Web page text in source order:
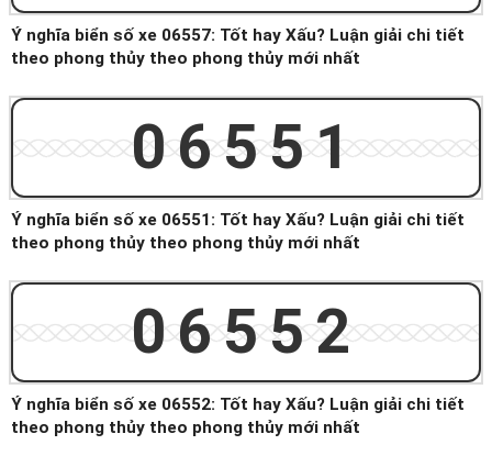
Ý nghĩa biển số xe 06557: Tốt hay Xấu? Luận giải chi tiết
theo phong thủy theo phong thủy mới nhất
06551
Ý nghĩa biển số xe 06551: Tốt hay Xấu? Luận giải chi tiết
theo phong thủy theo phong thủy mới nhất
06552
Ý nghĩa biển số xe 06552: Tốt hay Xấu? Luận giải chi tiết
theo phong thủy theo phong thủy mới nhất